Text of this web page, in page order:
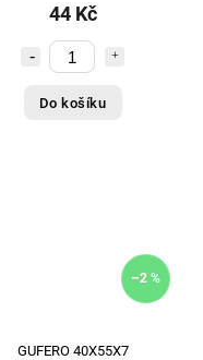
44 Kč
Do košíku
–2 %
GUFERO 40X55X7